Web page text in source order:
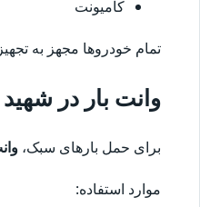
کامیونت
تمام خودروها مجهز به
وانت بار در
برای حمل بارهای سبک،
موارد استفاده: